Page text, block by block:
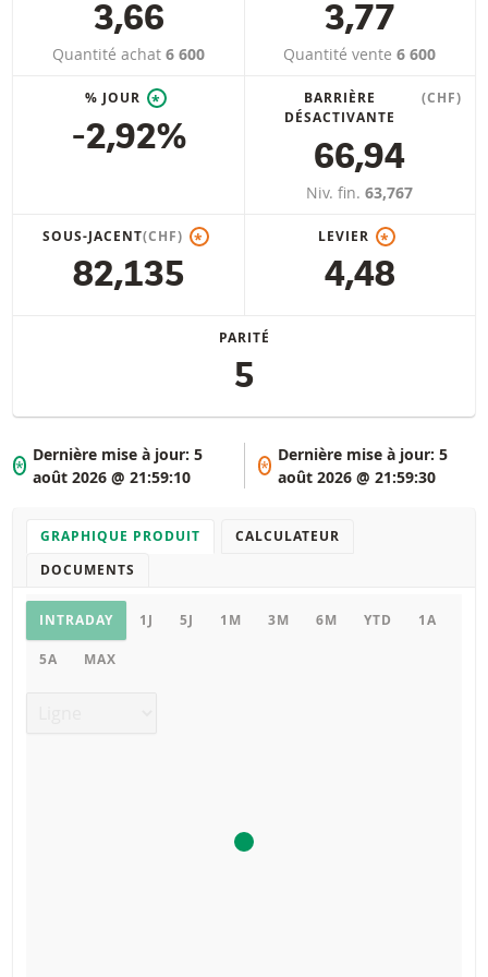
3,66
Quantité achat 6 600
3,77
Quantité vente 6 600
% JOUR *
-2,92%
BARRIÈRE
DÉSACTIVANTE
(CHF)
66,94
Niv. fin. 63,767
SOUS-JACENT(CHF) *
82,135
LEVIER *
4,48
PARITÉ
5
*
Dernière mise à jour:5
août 2026 @ 21:59:10
*
Dernière mise à jour: 5
août 2026 @ 21:59:30
GRAPHIQUE PRODUIT
CALCULATEUR
DOCUMENTS
Graphique
INTRADAY 1J 5J 1M 3M 6M YTD 1A
5A MAX